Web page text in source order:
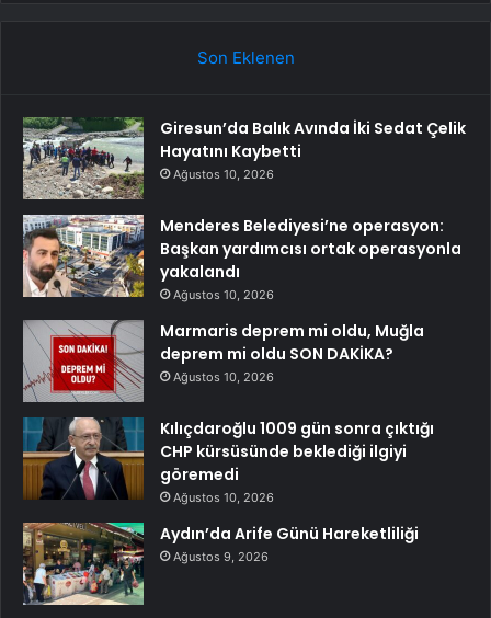
Son Eklenen
Giresun’da Balık Avında İki Sedat Çelik
Hayatını Kaybetti
Ağustos 10, 2026
Menderes Belediyesi’ne operasyon:
Başkan yardımcısı ortak operasyonla
yakalandı
Ağustos 10, 2026
Marmaris deprem mi oldu, Muğla
deprem mi oldu SON DAKİKA?
Ağustos 10, 2026
Kılıçdaroğlu 1009 gün sonra çıktığı
CHP kürsüsünde beklediği ilgiyi
göremedi
Ağustos 10, 2026
Aydın’da Arife Günü Hareketliliği
Ağustos 9, 2026